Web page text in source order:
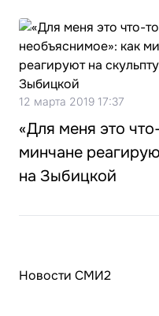
12 марта 2019 17:37
«Для меня это
минчане
на Зыбицкой
Новости СМИ2